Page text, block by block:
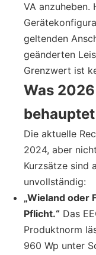
VA
geltenden
geänderten
Grenzwert ist
Was
Die aktuelle
2024, aber
Kurzsätze sind
unvollständig:
„Wieland oder
Pflicht.“ Das
Produktnorm
960 Wp unter